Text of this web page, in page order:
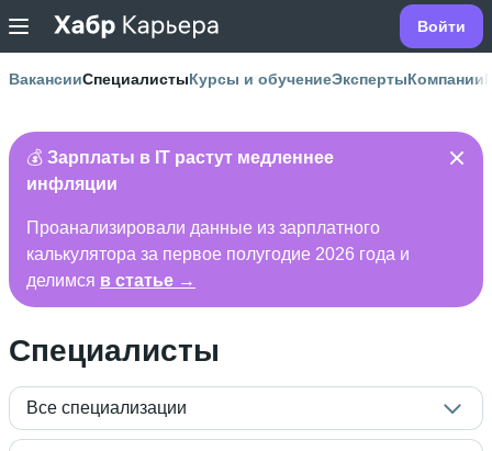
Войти
ВакансииСпециалистыКурсы и обучениеЭкспертыКомпании
💰 Зарплаты в IT растут медленнее
инфляции
Проанализировали данные из зарплатного
калькулятора за первое полугодие 2026 года и
делимся в статье →
Специалисты
Все специализации